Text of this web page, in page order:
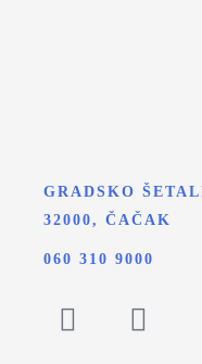
GRADSKO
32000, ČAČAK
060 310 9000